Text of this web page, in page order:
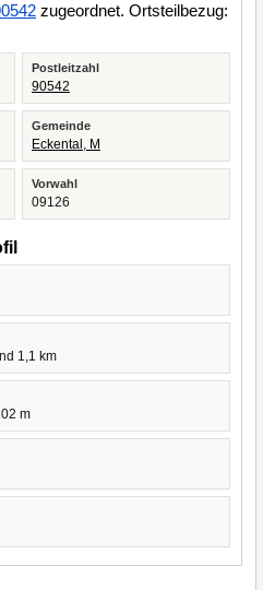
zugeordnet. Ortsteilbezug:
Postleitzahl
90542
Gemeinde
Eckental, M
Vorwahl
09126
1,1 km
m